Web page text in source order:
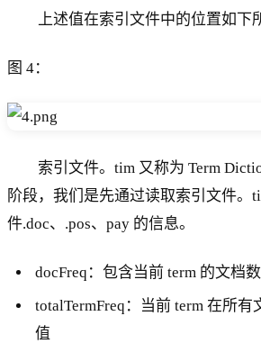
上述值在索引文件中的位置如下所
图 4：
索引文件。tim 又称为 Term
阶段，我们是先通过读取索引文件。
件.doc、.pos、pay 的信息。
docFreq：包含当前 term 的文档
totalTermFreq：当前 term 在所有
值